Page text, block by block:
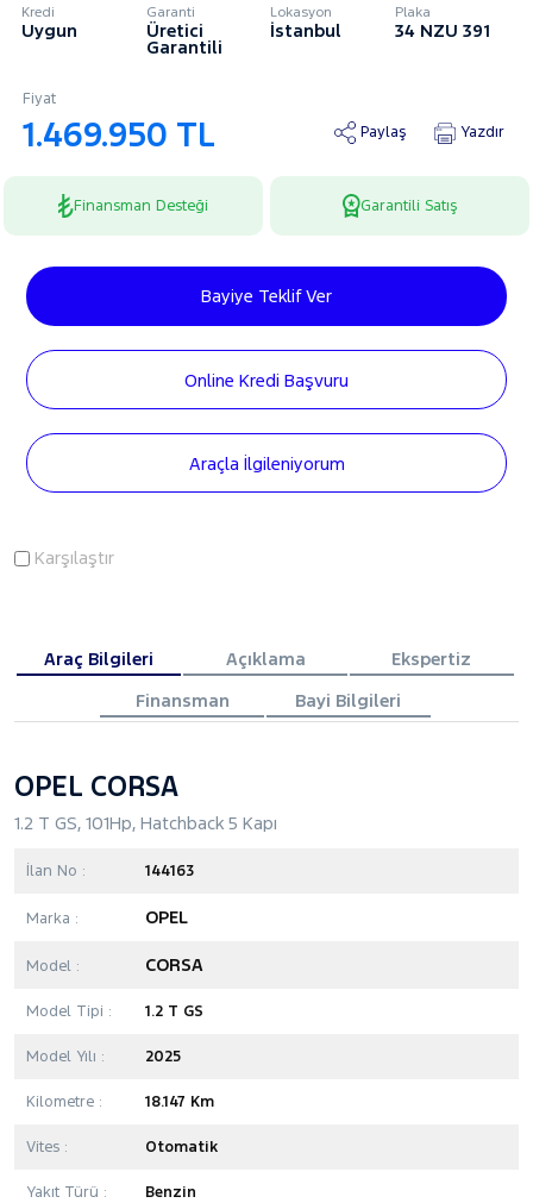
Kredi
Uygun
Garanti
Üretici
Garantili
Lokasyon
İstanbul
Plaka
34 NZU 391
Fiyat
1.469.950 TL Paylaş Yazdır
Finansman Desteği Garantili Satış
Bayiye Teklif Ver
Online Kredi Başvuru
Araçla İlgileniyorum
Karşılaştır
Araç Bilgileri Açıklama
Ekspertiz
Finansman
Bayi Bilgileri
OPEL CORSA
1.2 T GS, 101Hp, Hatchback 5 Kapı
İlan No : 144163
Marka : OPEL
Model : CORSA
Model Tipi : 1.2 T GS
Model Yılı : 2025
Kilometre : 18.147 Km
Vites : Otomatik
Yakıt Türü : Benzin